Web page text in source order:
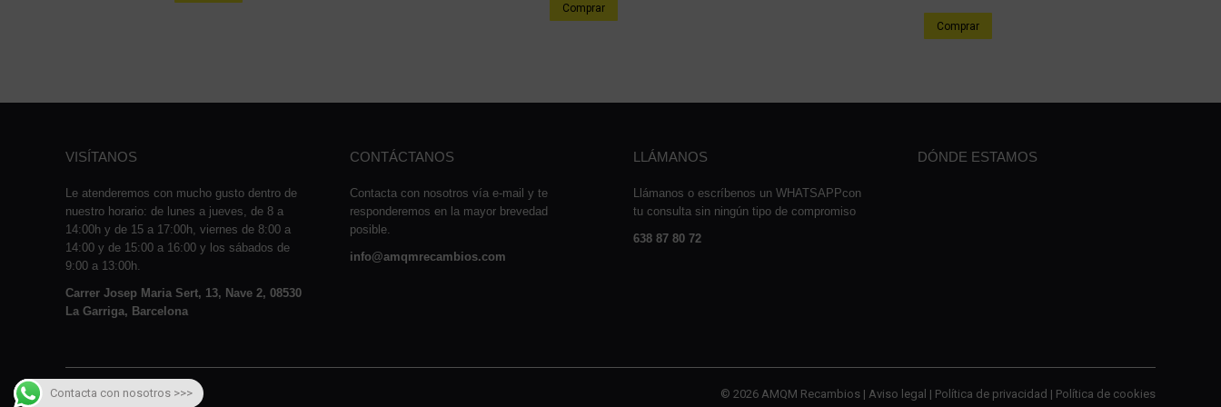
Comprar
Comprar
VISÍTANOS
Le atenderemos con mucho gusto dentro de
nuestro horario: de lunes a jueves, de 8 a
14:00h y de 15 a 17:00h, viernes de 8:00 a
14:00 y de 15:00 a 16:00 y los sábados de
9:00 a 13:00h.
Carrer Josep Maria Sert, 13, Nave 2, 08530
La Garriga, Barcelona
CONTÁCTANOS
Contacta con nosotros vía e-mail y te
responderemos en la mayor brevedad
posible.
info@amqmrecambios.com
LLÁMANOS
Llámanos o escríbenos un WHATSAPPcon
tu consulta sin ningún tipo de compromiso
638 87 80 72
DÓNDE ESTAMOS
© 2026 AMQM Recambios | Aviso legal | Política de privacidad | Política de cookies
Contacta con nosotros >>>